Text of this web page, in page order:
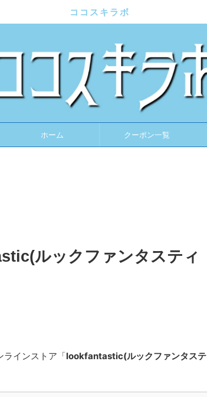
ココスキラボ
ホーム クーポン一覧
ルックファンタスティ
ラインストア「lookfantastic(ルックファンタステ